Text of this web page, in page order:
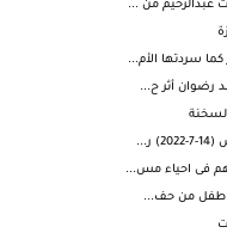
عبدالرحيم من ...
سردتها الأم...
رضوان أثر ح...
ر...
فى احياء مس...